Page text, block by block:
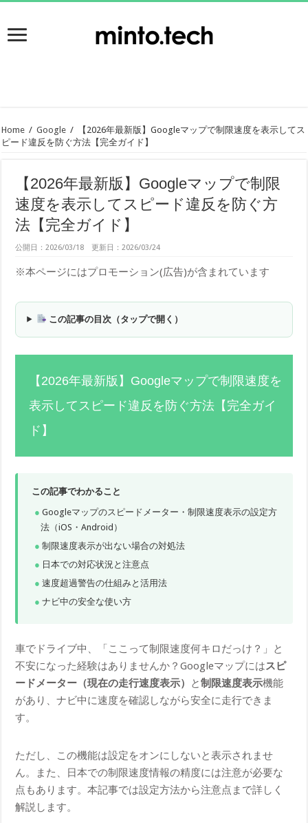
Home / Google /
【2026年最新版】Googleマップで制限速度を表示してス
ピード違反を防ぐ方法【完全ガイド】
【2026年最新版】Googleマップで制限
速度を表示してスピード違反を防ぐ方
法【完全ガイド】
公開日：2026/03/18 更新日：2026/03/24
※本ページにはプロモーション(広告)が含まれています
この記事の目次（タップで開く）
【2026年最新版】Googleマップで制限速度を
表示してスピード違反を防ぐ方法【完全ガイ
ド】
この記事でわかること
Googleマップのスピードメーター・制限速度表示の設定方
法（iOS・Android）
制限速度表示が出ない場合の対処法
日本での対応状況と注意点
速度超過警告の仕組みと活用法
ナビ中の安全な使い方
車でドライブ中、「ここって制限速度何キロだっけ？」と
不安になった経験はありませんか？Googleマップにはスピ
ードメーター（現在の走行速度表示） と制限速度表示機能
があり、ナビ中に速度を確認しながら安全に走行できま
す。
ただし、この機能は設定をオンにしないと表示されませ
ん。また、日本での制限速度情報の精度には注意が必要な
点もあります。本記事では設定方法から注意点まで詳しく
解説します。